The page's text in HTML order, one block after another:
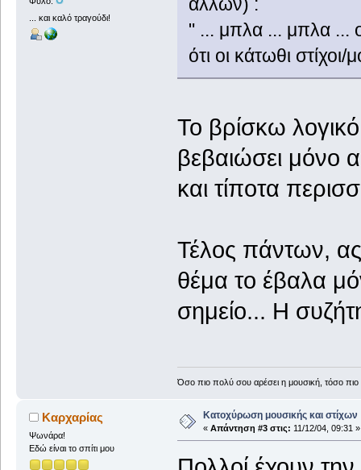
... και καλό τραγούδι!
" ... μπλα ... μπλα ...
ότι οι κάτωθι στίχοι/
Το βρίσκω
βεβαιώσει μόνο
και τίποτα
Τέλος πάντων,
θέμα το έβαλα
σημείο... Η
Όσο πιο πολύ σου αρέσει η μουσική, τόσο
Καρχαρίας
Ψωνάρα!
Εδώ είναι το σπίτι μου
Κατοχύρωση μουσικής και στίχων
« Απάντηση #3 στις: 11/12/04, 09:31 »